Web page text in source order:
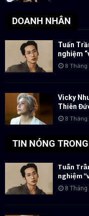
DOANH NHÂN
Tuấn
nghiệm
8 Tháng
Vicky
Thiên
8 Tháng
TIN NÓNG
Tuấn
nghiệm
8 Tháng